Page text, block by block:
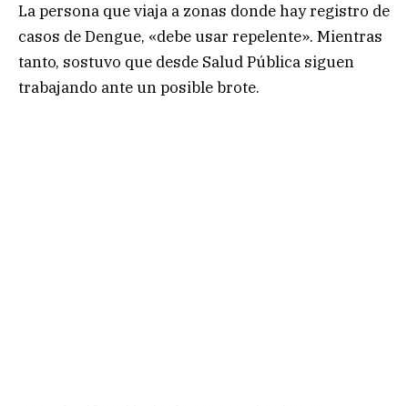
La persona que viaja a zonas donde hay registro de
casos de Dengue, «debe usar repelente». Mientras
tanto, sostuvo que desde Salud Pública siguen
trabajando ante un posible brote.